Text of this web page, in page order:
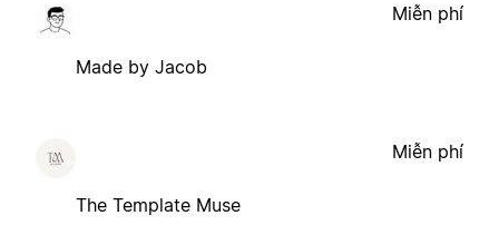
Made by Jacob
Miễn phí
The Template Muse
Miễn phí